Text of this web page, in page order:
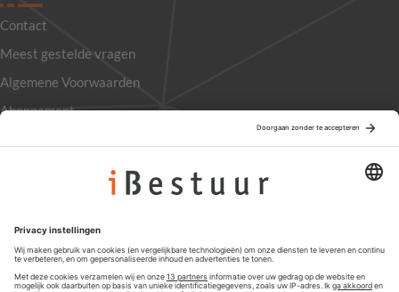
Contact
Meest gestelde vragen
Algemene Voorwaarden
Abonnement
Privacyinstellingen